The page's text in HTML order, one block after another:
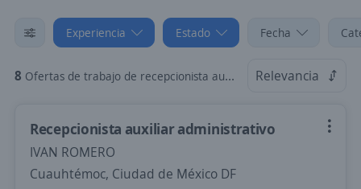
Experiencia Estado Fecha
8 Ofertas de trabajo de recepcionista auxiliar administrativo sin experiencia en Ciudad de México DF Relevancia
Recepcionista auxiliar administrativo
IVAN ROMERO
Cuauhtémoc, Ciudad de México DF